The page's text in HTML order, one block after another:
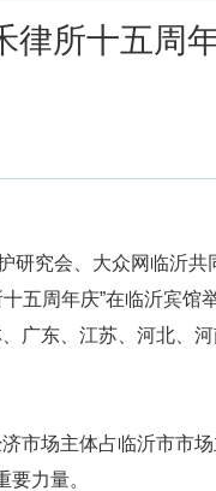
律所十五周
研究会、大众网临沂共
五周年庆”在临沂宾馆
广东、江苏、河北、
市场主体占临沂市市
力量。